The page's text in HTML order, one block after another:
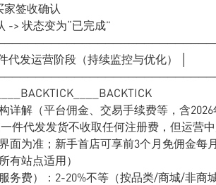
家签收确认
-> 状态变为“已完成”
代发运营阶段（持续监控与优化） │
详解（平台佣金、交易手续费等，含
件代发发货不收取任何注册费，但运营
面为准；新手首店可享前3个月免佣金每
有站点适用）
务费）：2-20%不等（按品类/商城/非商